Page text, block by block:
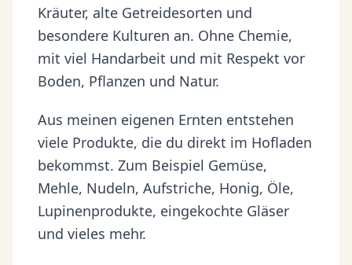
Kräuter, alte Getreidesorten und
besondere Kulturen an. Ohne Chemie,
mit viel Handarbeit und mit Respekt vor
Boden, Pflanzen und Natur.
Aus meinen eigenen Ernten entstehen
viele Produkte, die du direkt im Hofladen
bekommst. Zum Beispiel Gemüse,
Mehle, Nudeln, Aufstriche, Honig, Öle,
Lupinenprodukte, eingekochte Gläser
und vieles mehr.